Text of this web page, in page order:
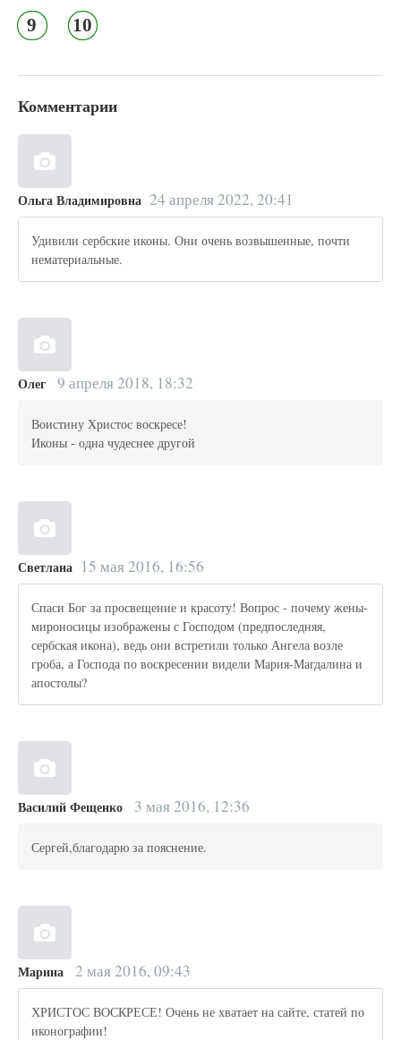
9 10
Комментарии
Ольга Владимировна 24 апреля 2022, 20:41
Удивили сербские иконы. Они очень возвышенные, почти
нематериальные.
Олег 9 апреля 2018, 18:32
Воистину Христос воскресе!
Иконы - одна чудеснее другой
Светлана 15 мая 2016, 16:56
Спаси Бог за просвещение и красоту! Вопрос - почему жены-
мироносицы изображены с Господом (предпоследняя,
сербская икона), ведь они встретили только Ангела возле
гроба, а Господа по воскресении видели Мария-Магдалина и
апостолы?
Василий Фещенко 3 мая 2016, 12:36
Сергей,благодарю за пояснение.
Марина 2 мая 2016, 09:43
ХРИСТОС ВОСКРЕСЕ! Очень не хватает на сайте, статей по
иконографии!